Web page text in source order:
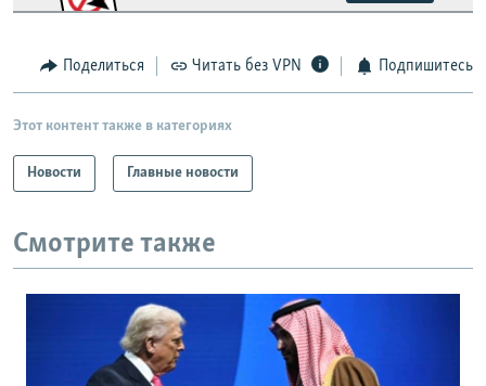
Поделиться Читать без VPN Подпишитесь
Этот контент также в категориях
Новости Главные новости
Смотрите также